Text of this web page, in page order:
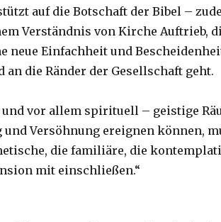
auf die Botschaft der Bibel –
Verständnis von Kirche Auftrieb,
neue Einfachheit und
an die Ränder der Gesellschaft geht.
vor allem spirituell – geistige
Versöhnung ereignen können,
die familiäre, die
mit einschließen.“